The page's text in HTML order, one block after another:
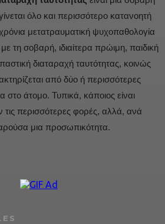
όλο και περισσότερο κατανοητή
μετατραυματική ψυχοπαθολογία
τη σοβαρή, ιδιαίτερα πρώιμη, παιδική
διαταραχή ταυτότητας, κοινώς
από δύο ή περισσότερες
στο άτομο. Τυπικά, κάποιος είναι
περισσότερες φορές, αλλά, ανά
μια προσωπικότητα.